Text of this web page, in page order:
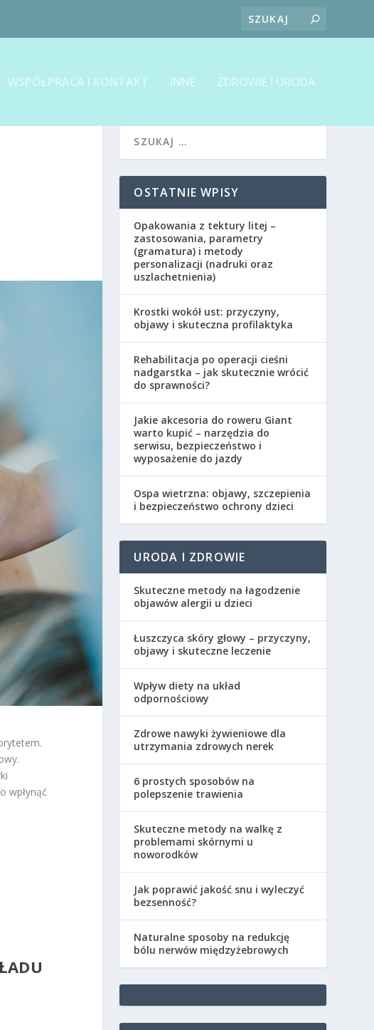
WSPÓŁPRACA I KONTAKT INNE ZDROWIE I URODA
wpłynąć
OSTATNIE WPISY
Opakowania z tektury litej –
zastosowania, parametry
(gramatura) i metody
personalizacji (nadruki oraz
uszlachetnienia)
Krostki wokół ust: przyczyny,
objawy i skuteczna profilaktyka
Rehabilitacja po operacji cieśni
nadgarstka – jak skutecznie wrócić
do sprawności?
Jakie akcesoria do roweru Giant
warto kupić – narzędzia do
serwisu, bezpieczeństwo i
wyposażenie do jazdy
Ospa wietrzna: objawy, szczepienia
i bezpieczeństwo ochrony dzieci
URODA I ZDROWIE
Skuteczne metody na łagodzenie
objawów alergii u dzieci
Łuszczyca skóry głowy – przyczyny,
objawy i skuteczne leczenie
Wpływ diety na układ
odpornościowy
Zdrowe nawyki żywieniowe dla
utrzymania zdrowych nerek
6 prostych sposobów na
polepszenie trawienia
Skuteczne metody na walkę z
problemami skórnymi u
noworodków
Jak poprawić jakość snu i wyleczyć
bezsenność?
Naturalne sposoby na redukcję
bólu nerwów międzyżebrowych